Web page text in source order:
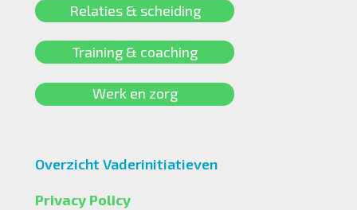
Relaties & scheiding
Training & coaching
Werk en zorg
Overzicht Vaderinitiatieven
Privacy Policy